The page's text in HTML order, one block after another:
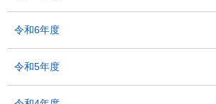
令和6年度
令和5年度